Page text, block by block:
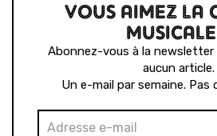
VOUS AIMEZ LA
Abonnez-vous à la newsletter
aucun article.
Un e-mail par semaine. Pas